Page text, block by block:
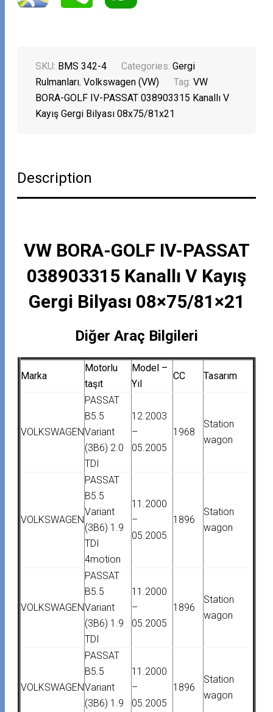
SKU: BMS 342-4 Categories:Gergi
Rulmanları,Volkswagen (VW) Tag:VW
BORA-GOLF IV-PASSAT 038903315 Kanallı V
Kayış Gergi Bilyası 08x75/81x21
Description
VW BORA-GOLF IV-PASSAT
038903315 Kanallı V Kayış
Gergi Bilyası 08×75/81×21
Diğer Araç Bilgileri
Marka
Motorlu
taşıt
Model –
Yıl
CC Tasarım
VOLKSWAGEN
PASSAT
B5.5
Variant
(3B6) 2.0
TDI
12.2003
–
05.2005
1968
Station
wagon
VOLKSWAGEN
PASSAT
B5.5
Variant
(3B6) 1.9
TDI
4motion
11.2000
–
05.2005
1896
Station
wagon
VOLKSWAGEN
PASSAT
B5.5
Variant
(3B6) 1.9
TDI
11.2000
–
05.2005
1896
Station
wagon
VOLKSWAGEN
PASSAT
B5.5
Variant
(3B6) 1.9
11.2000
–
05.2005
1896
Station
wagon